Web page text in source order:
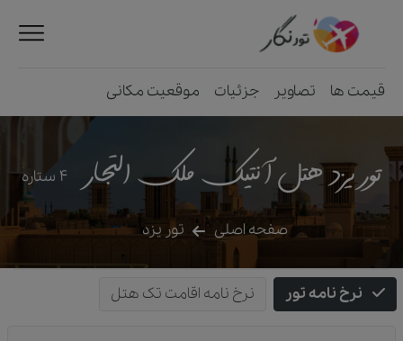
قیمت ها تصاویر جزئیات موقعیت مکانی
تور یزد هتل آنتیک ملک التجار 4 ستاره
صفحه اصلی تور یزد
نرخ نامه تور نرخ نامه اقامت تک هتل